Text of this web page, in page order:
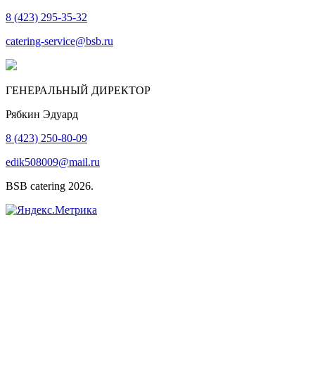
8 (423) 295-35-32
catering-service@bsb.ru
ГЕНЕРАЛЬНЫЙ ДИРЕКТОР
Рябкин Эдуард
8 (423) 250-80-09
edik508009@mail.ru
BSB catering 2026.